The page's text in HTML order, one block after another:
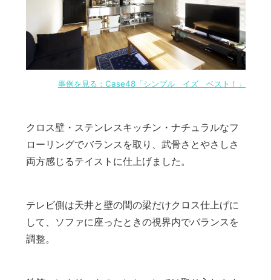
事例を見る：Case48「シンプル イズ ベスト！」
クロス壁・ステンレスキッチン・ナチュラルなフ
ローリングでバランスを取り、武骨さとやさしさ
両方感じるテイストに仕上げました。
テレビ側は天井と壁の間の梁だけクロス仕上げに
して、ソファに座ったときの視界内でバランスを
調整。